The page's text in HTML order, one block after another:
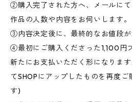
②購入完了された方へ、メールにて
作品の人数や内容をお伺いします。
③内容決定後に、最終的なお値段が
④最初にご購入くださった1,100円
新たにお支払いただく形になりま
てSHOPにアップしたものを再度
す)